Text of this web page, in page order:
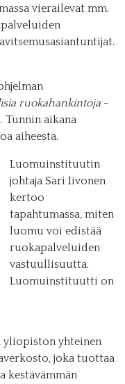
vierailevat mm.
ruokahankintoja-
Tunnin aikana
aiheesta.
Luomuinstituutin
johtaja Sari Iivonen
kertoo
tapahtumassa, miten
luomu voi edistää
ruokapalveluiden
vastuullisuutta.
Luomuinstituutti on
yliopiston yhteinen
joka tuottaa